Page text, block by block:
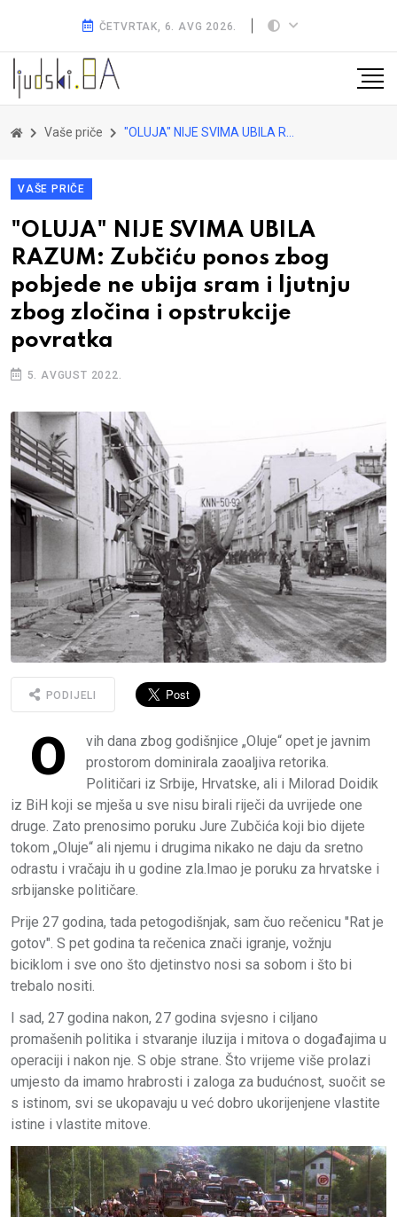
ČETVRTAK, 6. AVG 2026.
Vaše priče "OLUJA" NIJE SVIMA UBILA RAZUM: Zubčiću ponos zbog pobjede ne ubija sram i ljutnju zbog zločina i opstrukcije povratka
VAŠE PRIČE
"OLUJA" NIJE SVIMA UBILA
RAZUM: Zubčiću ponos zbog
pobjede ne ubija sram i ljutnju
zbog zločina i opstrukcije
povratka
5. AVGUST 2022.
PODIJELI
O
vih dana zbog godišnjice „Oluje“ opet je javnim
prostorom dominirala zaoaljiva retorika.
Političari iz Srbije, Hrvatske, ali i Milorad Doidik
iz BiH koji se mješa u sve nisu birali riječi da uvrijede one
druge. Zato prenosimo poruku Jure Zubčića koji bio dijete
tokom „Oluje“ ali njemu i drugima nikako ne daju da sretno
odrastu i vračaju ih u godine zla.Imao je poruku za hrvatske i
srbijanske političare.
Prije 27 godina, tada petogodišnjak, sam čuo rečenicu "Rat je
gotov". S pet godina ta rečenica znači igranje, vožnju
biciklom i sve ono što djetinstvo nosi sa sobom i što bi
trebalo nositi.
I sad, 27 godina nakon, 27 godina svjesno i ciljano
promašenih politika i stvaranje iluzija i mitova o događajima u
operaciji i nakon nje. S obje strane. Što vrijeme više prolazi
umjesto da imamo hrabrosti i zaloga za budućnost, suočit se
s istinom, svi se ukopavaju u već dobro ukorijenjene vlastite
istine i vlastite mitove.